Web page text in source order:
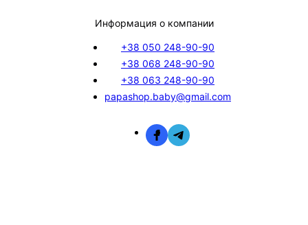
Информация о компании
+38 050 248-90-90
+38 068 248-90-90
+38 063 248-90-90
papashop.baby@gmail.com